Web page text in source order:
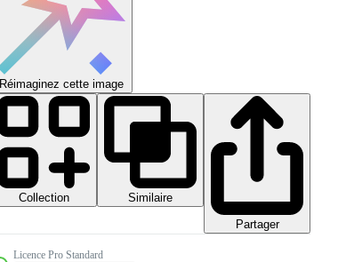
Réimaginez cette image
Collection
Similaire
Partager
Licence Pro Standard